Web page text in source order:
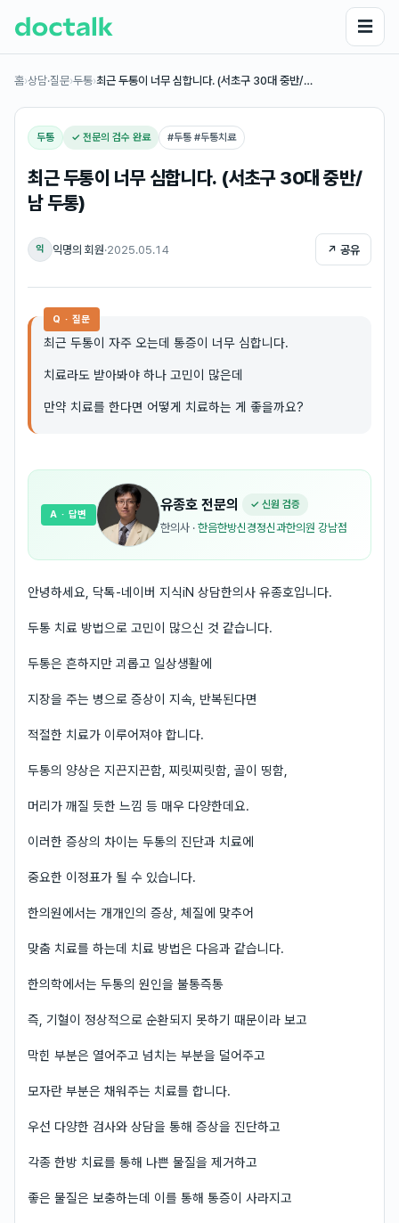
☰
홈›상담·질문›두통›최근 두통이 너무 심합니다. (서초구 30대 중반/…
두통 ✓ 전문의 검수 완료 #두통 #두통치료
최근 두통이 너무 심합니다. (서초구 30대 중반/
남 두통)
익 익명의 회원·2025.05.14 ↗ 공유
Q · 질문
최근 두통이 자주 오는데 통증이 너무 심합니다.
치료라도 받아봐야 하나 고민이 많은데
만약 치료를 한다면 어떻게 치료하는 게 좋을까요?
유종호 전문의 ✓ 신원 검증
한의사 · 한음한방신경정신과한의원 강남점
A · 답변
안녕하세요, 닥톡-네이버 지식iN 상담한의사 유종호입니다.
두통 치료 방법으로 고민이 많으신 것 같습니다.
두통은 흔하지만 괴롭고 일상생활에
지장을 주는 병으로 증상이 지속, 반복된다면
적절한 치료가 이루어져야 합니다.
두통의 양상은 지끈지끈함, 찌릿찌릿함, 골이 띵함,
머리가 깨질 듯한 느낌 등 매우 다양한데요.
이러한 증상의 차이는 두통의 진단과 치료에
중요한 이정표가 될 수 있습니다.
한의원에서는 개개인의 증상, 체질에 맞추어
맞춤 치료를 하는데 치료 방법은 다음과 같습니다.
한의학에서는 두통의 원인을 불통즉통
즉, 기혈이 정상적으로 순환되지 못하기 때문이라 보고
막힌 부분은 열어주고 넘치는 부분을 덜어주고
모자란 부분은 채워주는 치료를 합니다.
우선 다양한 검사와 상담을 통해 증상을 진단하고
각종 한방 치료를 통해 나쁜 물질을 제거하고
좋은 물질은 보충하는데 이를 통해 통증이 사라지고